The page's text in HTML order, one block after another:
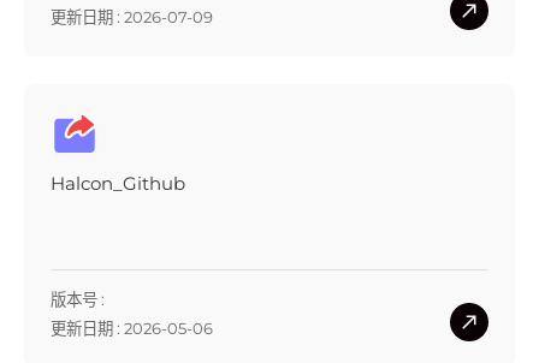
更新日期 : 2026-07-09
Halcon_Github
版本号 :
更新日期 : 2026-05-06